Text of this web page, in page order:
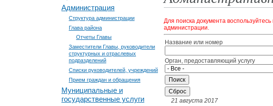
Администрация
Структура администрации
Глава района
Отчеты Главы
Заместители Главы, руководители
структурных и отраслевых
подразделений
Списки руководителей, учреждений
Прием граждан и обращения
Муниципальные и
государственные услуги
Для поиска документа
администрации.
Название или номер
Орган, предоставляющий услугу
21 августа 2017